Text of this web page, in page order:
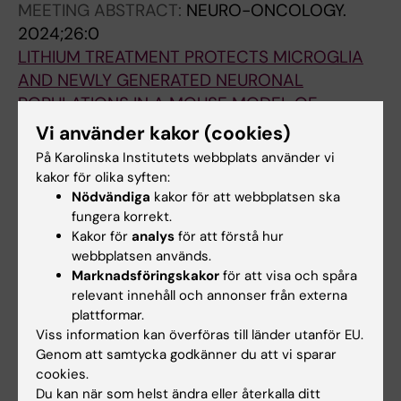
K; Maioli S; Nilsson P; Fragkopoulou A; Fisahn
A; Arroyo-Garcia LE
MEETING ABSTRACT: NEURO-ONCOLOGY.
2024;26:0
LITHIUM TREATMENT PROTECTS MICROGLIA
AND NEWLY GENERATED NEURONAL
POPULATIONS IN A MOUSE MODEL OF
CRANIAL RADIOTHERAPY
Rodrigues CFD; Preka E; Lastra-Romero A;
Zisiadis GA; Ruchiy Y; Fragkopoulou A;
Blomgren K
PREPRINT:BIORXIV.2024
Association of microglia loss with
hippocampal network impairments as a
turning point in the amyloid pathology
progression
Pizzirusso G; Preka E; Goikolea J; Aguilar-Ruiz
C; Rodriguez PR; Cabrera GV; Laterza S; Leal
ML; Eroli F; Blomgren K; Maioli S; Nilsson P;
Alla författare
ARTICLE:NEURO-ONCOLOGY ADVANCES.
Vi använder kakor (cookies)
På Karolinska Institutets webbplats använder vi
kakor för olika syften:
Nödvändiga kakor för att webbplatsen ska
fungera korrekt.
Kakor för analys för att förstå hur
webbplatsen används.
Marknadsföringskakor för att visa och spåra
relevant innehåll och annonser från externa
plattformar.
Viss information kan överföras till länder utanför EU.
Genom att samtycka godkänner du att vi sparar
cookies.
Du kan när som helst ändra eller återkalla ditt